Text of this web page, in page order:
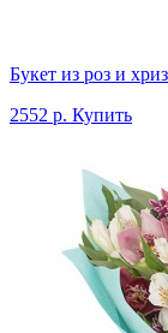
Букет из роз и
2552 р. Купить